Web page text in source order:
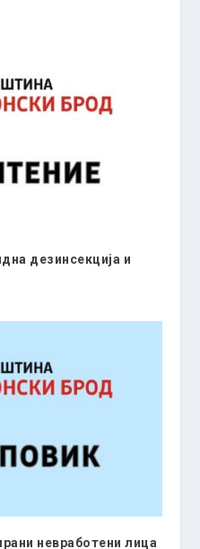
дезинсекција и
невработени лица